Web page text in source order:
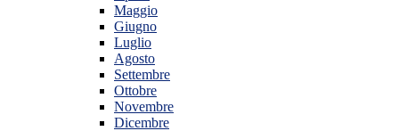
Maggio
Giugno
Luglio
Agosto
Settembre
Ottobre
Novembre
Dicembre